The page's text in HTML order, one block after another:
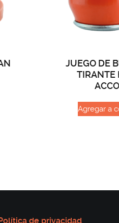
JUEGO DE
TIRANTE
Agregar a
de privacidad